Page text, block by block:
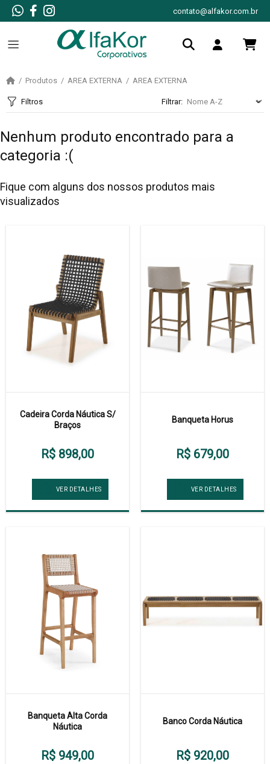
contato@alfakor.com.br
Produtos AREA EXTERNA AREA EXTERNA
Filtros Filtrar:
Nenhum produto encontrado para a
categoria :(
Fique com alguns dos nossos produtos mais
visualizados
Cadeira Corda Náutica S/
Braços
R$ 898,00
VER DETALHES
Banqueta Horus
R$ 679,00
VER DETALHES
Banqueta Alta Corda
Náutica
R$ 949,00
Banco Corda Náutica
R$ 920,00